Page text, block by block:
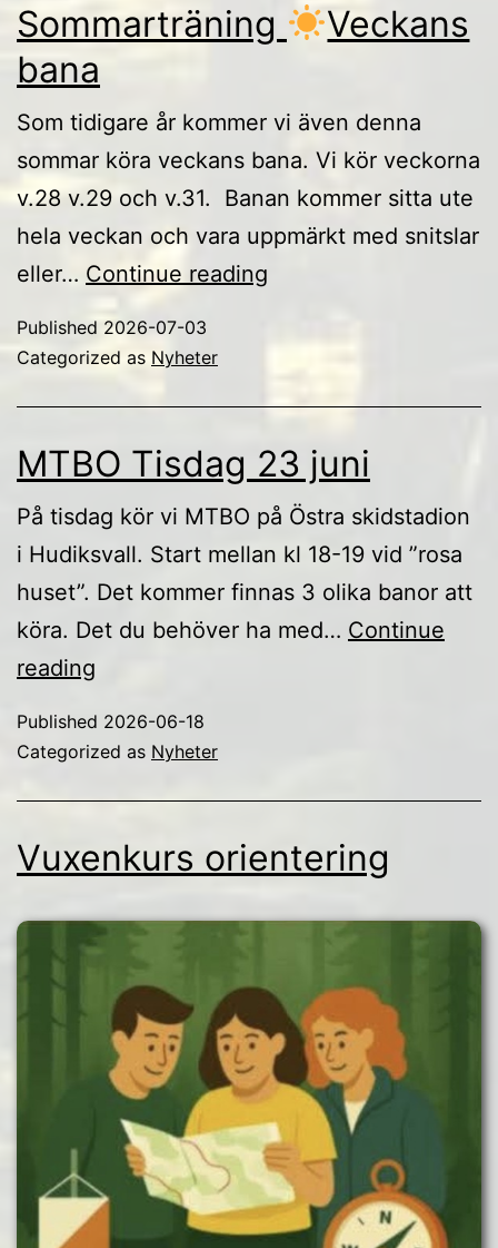
Sommarträning
Veckans
bana
Som tidigare år kommer vi även denna
sommar köra veckans bana. Vi kör veckorna
v.28 v.29 och v.31. Banan kommer sitta ute
hela veckan och vara uppmärkt med snitslar
eller… Continue reading
Published 2026-07-03
Categorized as Nyheter
MTBO Tisdag 23 juni
På tisdag kör vi MTBO på Östra skidstadion
i Hudiksvall. Start mellan kl 18-19 vid ”rosa
huset”. Det kommer finnas 3 olika banor att
köra. Det du behöver ha med… Continue
reading
23
Published 2026-06-18
Categorized as Nyheter
Vuxenkurs orientering